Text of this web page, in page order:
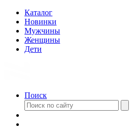
Каталог
Новинки
Мужчины
Женщины
Дети
Поиск